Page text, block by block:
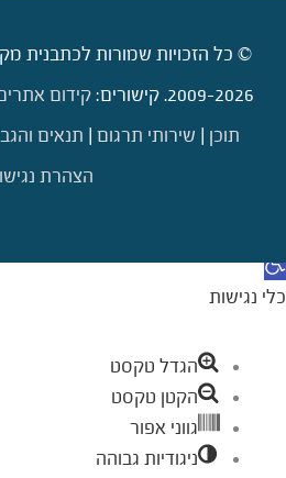
© כל הזכויות שמורות לכתבנית
2009-2026. קישורים:
קידום
תוכן | שירותי תרגום | תנאים
הצהרת
פתח סרגל נגישות
כלי נגישות
הגדל טקסט
הקטן טקסט
גווני אפור
ניגודיות גבוהה